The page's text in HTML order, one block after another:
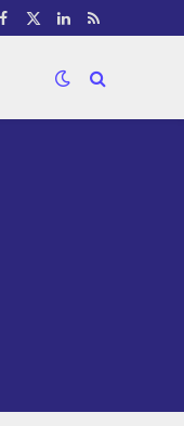
Facebook
X
LinkedIn
RSS